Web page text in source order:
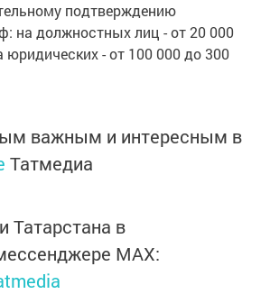
подтверждению
на должностных лиц - от 20 000
юридических - от 100 000 до 300
важным и интересным в
Татмедиа
Татарстана в
MАХ: